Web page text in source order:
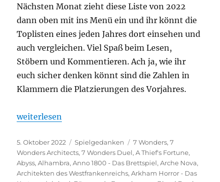
Nächsten Monat zieht diese Liste von 2022
dann oben mit ins Menü ein und ihr könnt die
Toplisten eines jeden Jahres dort einsehen und
auch vergleichen. Viel Spaß beim Lesen,
Stöbern und Kommentieren. Ach ja, wie ihr
euch sicher denken könnt sind die Zahlen in
Klammern die Platzierungen des Vorjahres.
„Spieltrolls Top 100 – Edition 2022“
weiterlesen
Veröffentlicht
am
5. Oktober 2022 Kategorien
Spielgedanken Schlagwörter
7 Wonders,7
Wonders Architects,7 Wonders Duel,A Thief's Fortune,
Abyss,Alhambra,Anno 1800 - Das Brettspiel,Arche Nova,
Architekten des Westfrankenreichs,Arkham Horror - Das